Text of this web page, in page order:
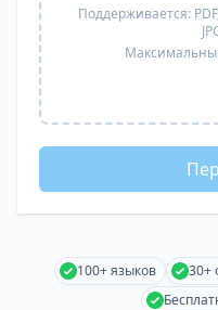
Поддерживается:
100+ языков 30+